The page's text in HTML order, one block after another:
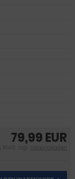
79,99 EUR
MwSt. zzgl. Versandkosten